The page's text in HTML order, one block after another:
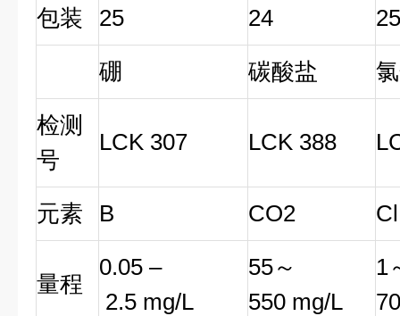
包装 25 24
25
硼
碳酸盐
检测
号
LCK 307 LCK 388
元素 B CO2 Cl
量程
0.05 –
2.5 mg/L
55～
550 mg/L
1